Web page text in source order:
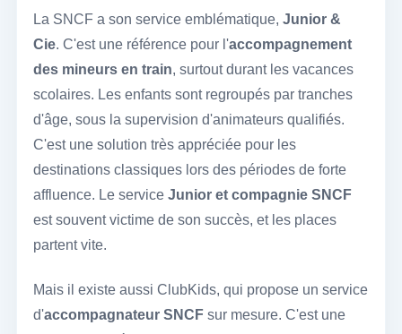
La SNCF a son service emblématique, Junior &
Cie. C'est une référence pour l'accompagnement
des mineurs en train, surtout durant les vacances
scolaires. Les enfants sont regroupés par tranches
d'âge, sous la supervision d'animateurs qualifiés.
C'est une solution très appréciée pour les
destinations classiques lors des périodes de forte
affluence. Le service Junior et compagnie SNCF
est souvent victime de son succès, et les places
partent vite.
Mais il existe aussi ClubKids, qui propose un service
d'accompagnateur SNCFsur mesure. C'est une